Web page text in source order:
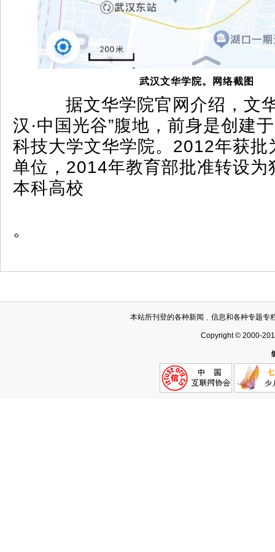
武汉文华学院。网络截图
据文华学院官网介绍，文华
汉·中国光谷”腹地，前身是创建
科技大学文华学院。2012年获批
单位，2014年教育部批准转设为
本科高校
。
本站所刊登的各种新闻﹑信息和各种专题专
Copyright © 2000-